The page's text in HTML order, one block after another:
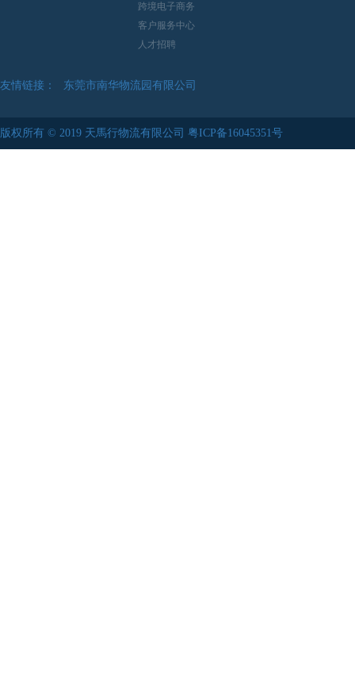
跨境电子商务
客户服务中心
人才招聘
友情链接： 东莞市南华物流园有限公司
东莞市清溪物流园有限公司
版权所有 © 2019 天馬行物流有限公司 粤ICP备16045351号